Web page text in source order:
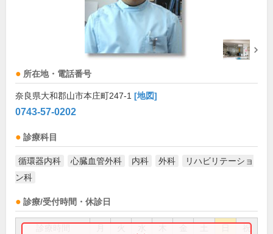
所在地・電話番号
奈良県大和郡山市本庄町247-1 [地図]
0743-57-0202
診療科目
循環器内科 心臓血管外科 内科 外科
リハビリテーショ
ン科
診療/受付時間・休診日
祝